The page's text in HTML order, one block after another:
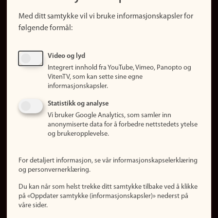
Finn studier
Ledige stillinger
Om nettstedet
Informasjonskapsler
Personvern
Logg inn
Med ditt samtykke vil vi bruke informasjonskapsler for
følgende formål:
Video og lyd
Integrert innhold fra YouTube, Vimeo, Panopto og
VitenTV, som kan sette sine egne
informasjonskapsler.
Statistikk og analyse
Vi bruker Google Analytics, som samler inn
anonymiserte data for å forbedre nettstedets ytelse
og brukeropplevelse.
For detaljert informasjon, se vår informasjonskapselerklæring
og personvernerklæring.
Du kan når som helst trekke ditt samtykke tilbake ved å klikke
på «Oppdater samtykke (informasjonskapsler)» nederst på
våre sider.